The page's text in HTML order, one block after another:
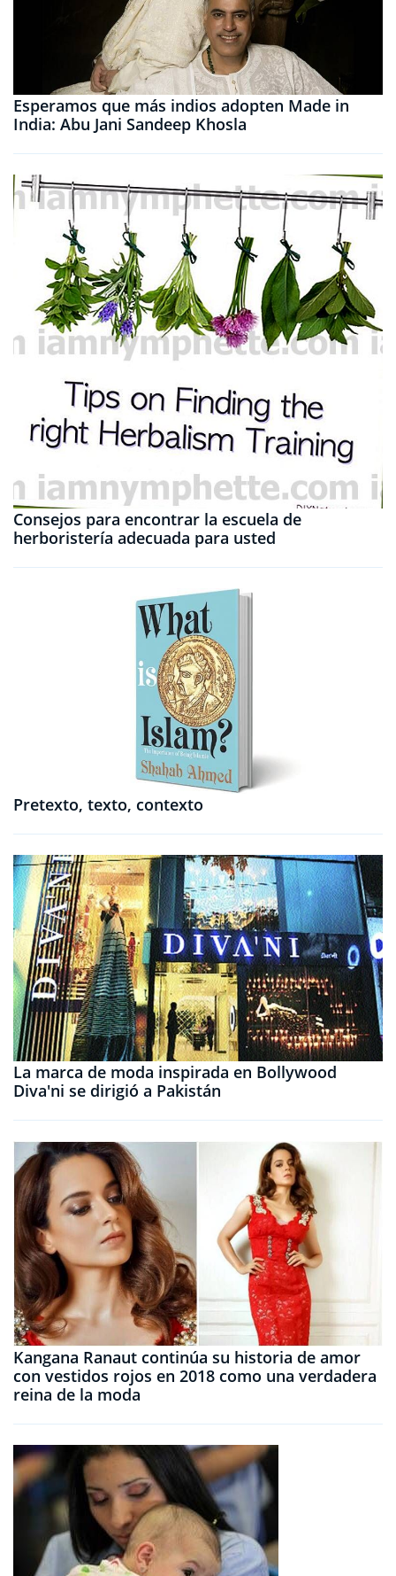
Esperamos que más indios adopten Made in
India: Abu Jani Sandeep Khosla
Consejos para encontrar la escuela de
herboristería adecuada para usted
Pretexto, texto, contexto
La marca de moda inspirada en Bollywood
Diva'ni se dirigió a Pakistán
Kangana Ranaut continúa su historia de amor
con vestidos rojos en 2018 como una verdadera
reina de la moda